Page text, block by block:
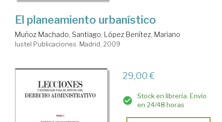
El planeamiento urbanístico
Muñoz Machado, Santiago; López Benítez, Mariano
Iustel Publicaciones. Madrid, 2009
29,00 €
Stock en librería. Envío
en 24/48 horas